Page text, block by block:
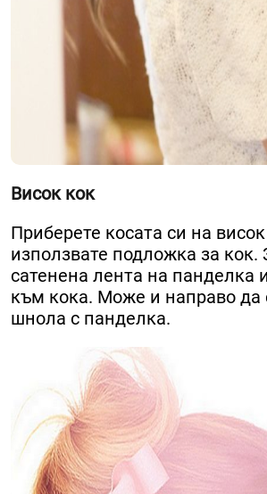
Висок кок
Приберете косата си на
използвате подложка за кок.
сатенена лента на панделка
към кока. Може и направо да
шнола с панделка.